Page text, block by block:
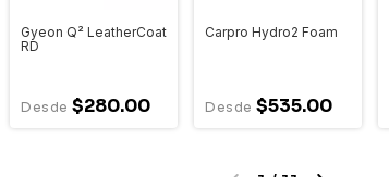
Gyeon Q² LeatherCoat
RD
$280.00
Carpro Hydro2 Foam
$535.00